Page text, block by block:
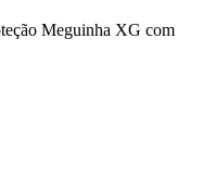
Meguinha XG com